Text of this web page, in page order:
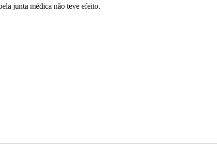
junta médica não teve efeito.